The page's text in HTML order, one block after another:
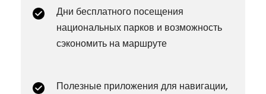
Дни бесплатного посещения
национальных парков и возможность
сэкономить на маршруте
Полезные приложения для навигации,